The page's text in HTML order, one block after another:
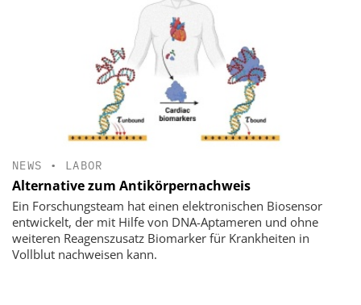
NEWS • LABOR
Alternative zum Antikörpernachweis
Ein Forschungsteam hat einen elektronischen Biosensor
entwickelt, der mit Hilfe von DNA-Aptameren und ohne
weiteren Reagenszusatz Biomarker für Krankheiten in
Vollblut nachweisen kann.